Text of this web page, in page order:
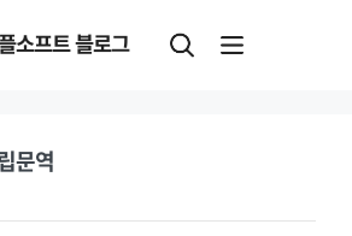
소프트 블로그
문역